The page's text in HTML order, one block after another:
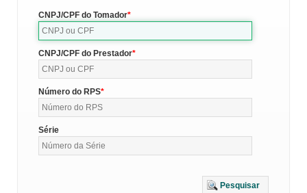
CNPJ/CPF do Tomador
CNPJ/CPF do Prestador
Número do RPS
Série
Pesquisar